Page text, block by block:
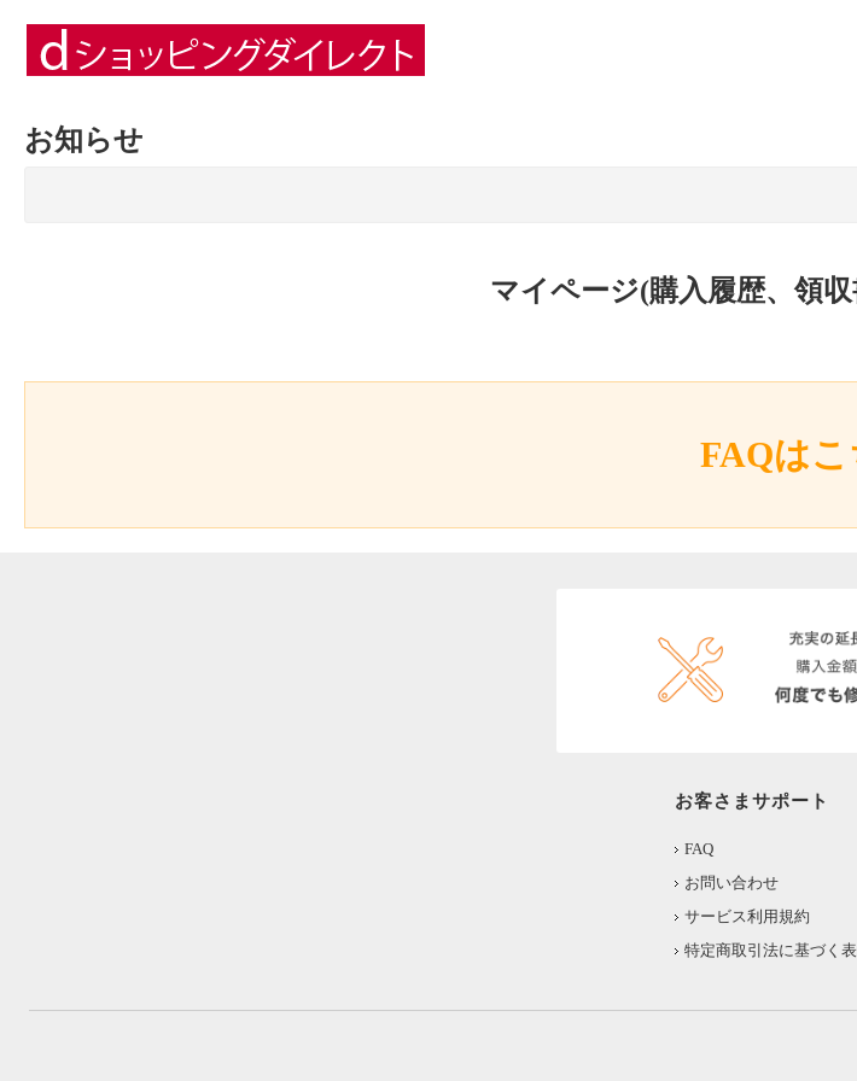
お知らせ
マイページ(購入履歴、領
FAQはこ
お客さまサポート
FAQ
お問い合わせ
サービス利用規約
特定商取引法に基づく